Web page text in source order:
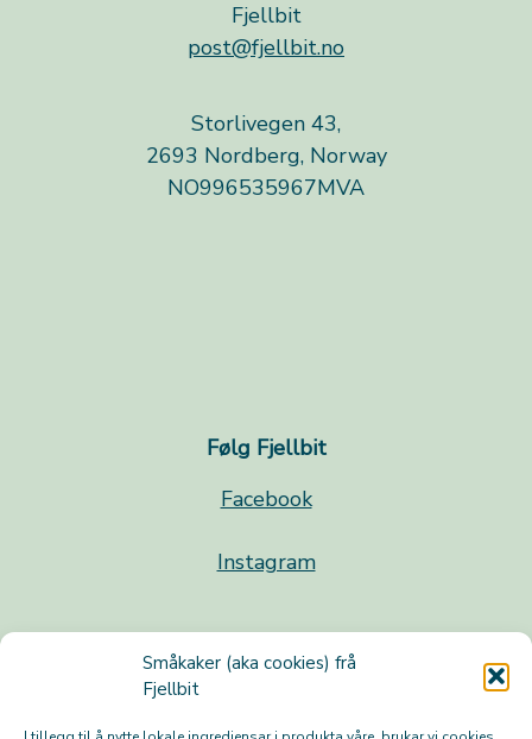
Småkaker (aka cookies) frå
Fjellbit
Fjellbit
post@fjellbit.no
Storlivegen 43,
2693 Nordberg, Norway
NO996535967MVA
Følg Fjellbit
Facebook
Instagram